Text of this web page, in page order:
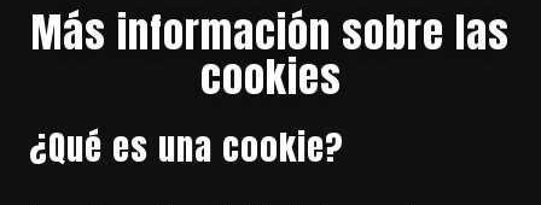
Más información sobre las
cookies
¿Qué es una cookie?